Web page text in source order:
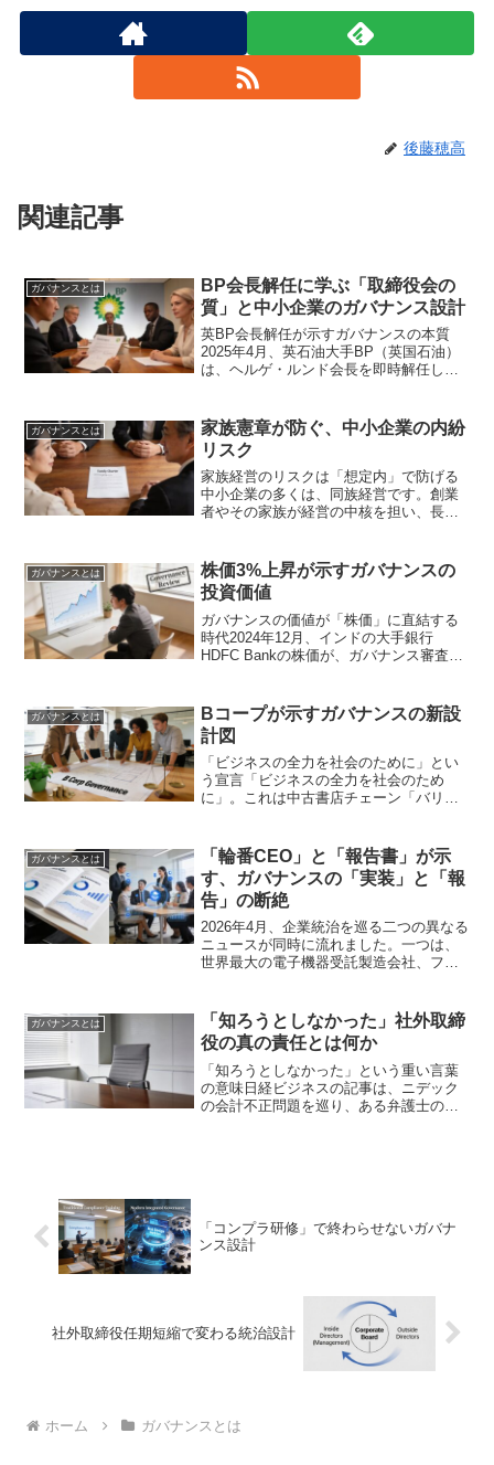
後藤穂高
関連記事
ガバナンスとは
BP会長解任に学ぶ「取締役会の
質」と中小企業のガバナンス設計
英BP会長解任が示すガバナンスの本質
2025年4月、英石油大手BP（英国石油）
は、ヘルゲ・ルンド会長を即時解任しま
道によれば、取締役会はルンド会長の行
動や情報開示に関し...
ガバナンスとは
家族憲章が防ぐ、中小企業の内紛
リスク
家族経営のリスクは「想定内」で防げる
中小企業の多くは、同族経営です。創業
者やその家族が経営の中核を担い、長年
に「最大のリスク」に変わることがあり
ます。先日、東洋経済オン...
ガバナンスとは
株価3%上昇が示すガバナンスの
投資価値
ガバナンスの価値が「株価」に直結する
時代2024年12月、インドの大手銀行
HDFC Bankの株価が、ガバナンス審査結
一見すると大企業の話に過ぎないよう
に...
ガバナンスとは
Bコープが示すガバナンスの新設
計図
「ビジネスの全力を社会のために」とい
う宣言「ビジネスの全力を社会のため
に」。これは中古書店チェーン「バリュ
経緯を語ったインタビューの中で口にし
た言葉です（出典：Sus...
ガバナンスとは
「輪番CEO」と「報告書」が示
す、ガバナンスの「実装」と「報
告」の断絶
2026年4月、企業統治を巡る二つの異なる
ニュースが同時に流れました。一つは、
世界最大の電子機器受託製造会社、フォ
ける複数の上場企業による「コーポレー
ト・ガバ...
ガバナンスとは
「知ろうとしなかった」社外取締
役の真の責任とは何か
「知ろうとしなかった」という重い言葉
の意味日経ビジネスの記事は、ニデック
の会計不正問題を巡り、ある弁護士の言
「コンプラ研修」で終わらせないガバナ
ンス設計
社外取締役任期短縮で変わる統治設計
ホーム ガバナンスとは